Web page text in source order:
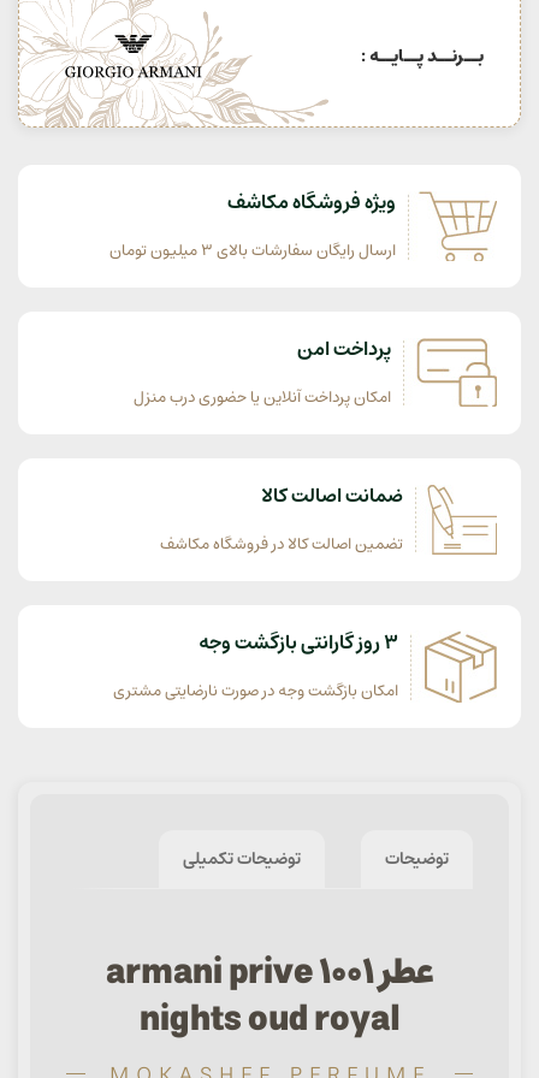
بــرنــد پــایــه :
ویژه فروشگاه مکاشف
ارسال رایگان سفارشات بالای 3 میلیون تومان
پرداخت امن
امکان پرداخت آنلاین یا حضوری درب منزل
ضمانت اصالت کالا
تضمین اصالت کالا در فروشگاه مکاشف
3 روز گارانتی بازگشت وجه
امکان بازگشت وجه در صورت نارضایتی مشتری
توضیحات توضیحات تکمیلی
عطر armani prive 1001
nights oud royal